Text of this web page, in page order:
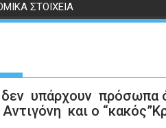
ΣΤΟΙΧΕΊΑ
υπάρχουν πρόσωπα
και ο